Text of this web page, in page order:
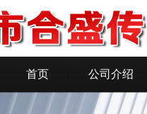
首页 公司介绍